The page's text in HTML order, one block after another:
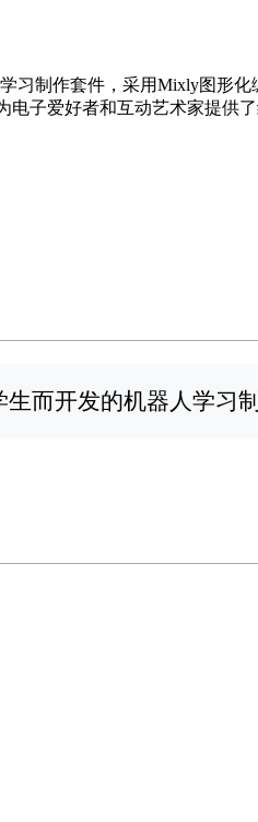
制作套件，采用Mixly图形化
子爱好者和互动艺术家提供
发的机器人学习制